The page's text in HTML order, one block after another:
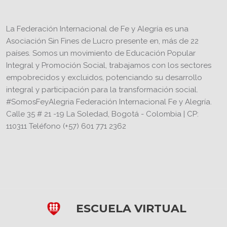
La Federación Internacional de Fe y Alegría es una
Asociación Sin Fines de Lucro presente en, más de 22
países. Somos un movimiento de Educación Popular
Integral y Promoción Social, trabajamos con los sectores
empobrecidos y excluidos, potenciando su desarrollo
integral y participación para la transformación social.
#SomosFeyAlegria Federación Internacional Fe y Alegría.
Calle 35 # 21 -19 La Soledad, Bogotá - Colombia | CP:
110311 Teléfono (+57) 601 771 2362
ESCUELA VIRTUAL